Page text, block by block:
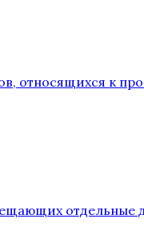
относящихся к